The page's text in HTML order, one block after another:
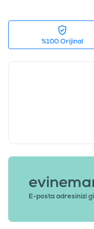
%100 Orijinal
E-posta adresinizi